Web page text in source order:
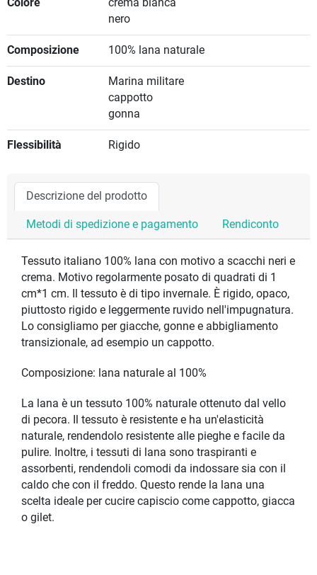
Colore
crema bianca
nero
Composizione 100% lana naturale
Destino
Marina militare
cappotto
gonna
Flessibilità Rigido
Descrizione del prodotto
Metodi di spedizione e pagamento Rendiconto
Tessuto italiano 100% lana con motivo a scacchi neri e
crema. Motivo regolarmente posato di quadrati di 1
cm*1 cm. Il tessuto è di tipo invernale. È rigido, opaco,
piuttosto rigido e leggermente ruvido nell'impugnatura.
Lo consigliamo per giacche, gonne e abbigliamento
transizionale, ad esempio un cappotto.
Composizione: lana naturale al 100%
La lana è un tessuto 100% naturale ottenuto dal vello
di pecora. Il tessuto è resistente e ha un'elasticità
naturale, rendendolo resistente alle pieghe e facile da
pulire. Inoltre, i tessuti di lana sono traspiranti e
assorbenti, rendendoli comodi da indossare sia con il
caldo che con il freddo. Questo rende la lana una
scelta ideale per cucire capiscio come cappotto, giacca
o gilet.